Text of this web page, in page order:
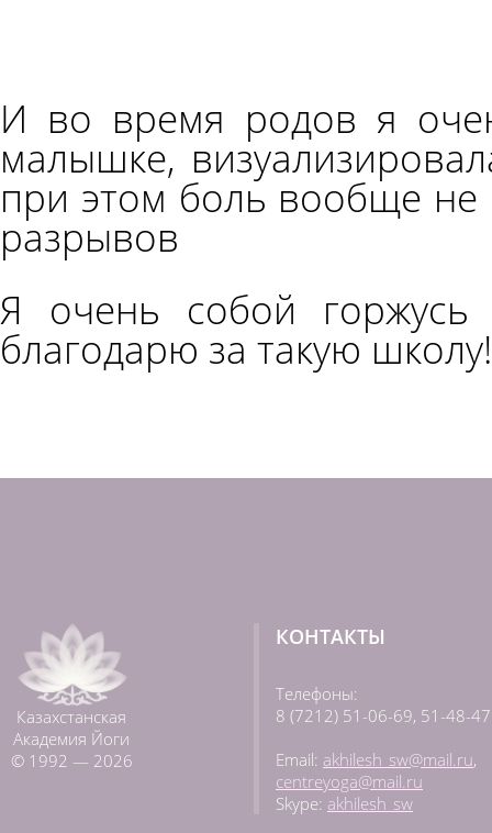
И во время родов я
малышке,
при этом боль вообще
разрывов
Я очень собой
благодарю за такую
Казахстанская
Академия Йоги
© 1992 — 2026
КОНТАКТЫ
Телефоны:
8 (7212) 51-06-69, 51-48-47
Email: akhilesh_sw@mail.ru,
centreyoga@mail.ru
Skype: akhilesh_sw